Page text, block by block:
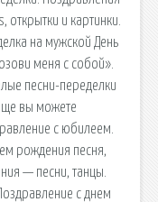
открытки и картинки.
на мужской День
меня с собой».
песни-переделки
вы можете
с юбилеем.
рождения песня,
— песни, танцы.
с днем